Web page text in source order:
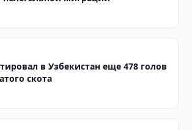
в Узбекистан еще 478 голов
скота